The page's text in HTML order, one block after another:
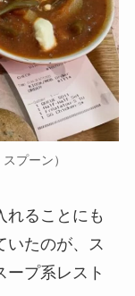
プーン）
れることにも
いたのが、ス
ープ系レスト